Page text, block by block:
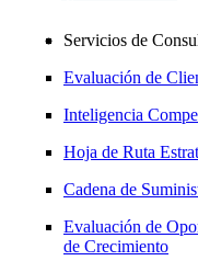
Servicios de
Evaluación de
Inteligencia
Hoja de Ruta
Cadena de
Evaluación de
de Crecimiento